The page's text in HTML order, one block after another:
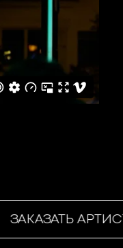
ЗАКАЗАТЬ АРТИСТА